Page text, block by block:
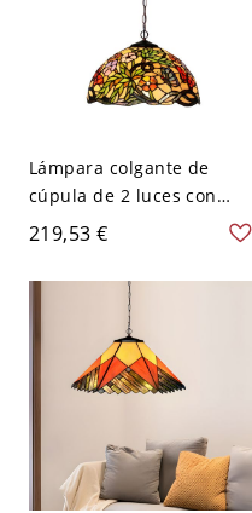
Lámpara colgante de
cúpula de 2 luces con
patrón de flores de vidrio
teñido en verde barroco
219,53 €